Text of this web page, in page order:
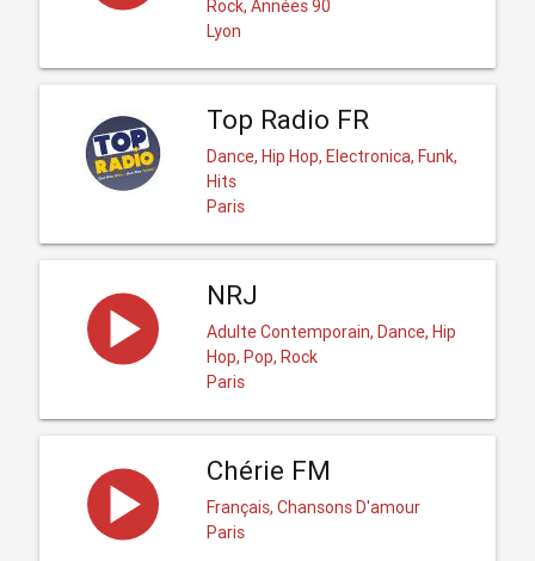
Rock, Années 90
Lyon
Top Radio FR
Dance, Hip Hop, Electronica, Funk,
Hits
Paris
NRJ
Adulte Contemporain, Dance, Hip
Hop, Pop, Rock
Paris
Chérie FM
Français, Chansons D'amour
Paris